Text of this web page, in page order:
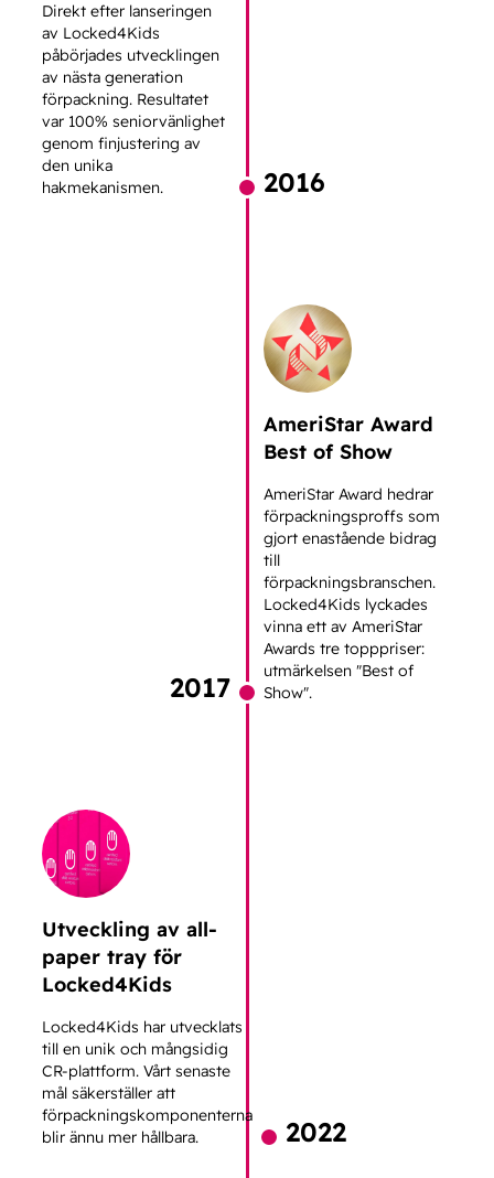
Direkt efter lanseringen
av Locked4Kids
påbörjades utvecklingen
av nästa generation
förpackning. Resultatet
var 100% seniorvänlighet
genom finjustering av
den unika
hakmekanismen.
2016
2017
AmeriStar Award
Best of Show
AmeriStar Award hedrar
förpackningsproffs som
gjort enastående bidrag
till
förpackningsbranschen.
Locked4Kids lyckades
vinna ett av AmeriStar
Awards tre topppriser:
utmärkelsen "Best of
Show".
Utveckling av all-
paper tray för
Locked4Kids
Locked4Kids har utvecklats
till en unik och mångsidig
CR-plattform. Vårt senaste
mål säkerställer att
förpackningskomponenterna
blir ännu mer hållbara.
2022